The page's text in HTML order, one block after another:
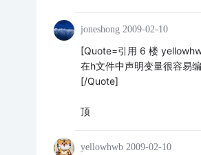
joneshong 2009-02-10
[Quote=引用 6 楼
在h文件中声明变量很容易
[/Quote]
顶
yellowhwb 2009-02-10